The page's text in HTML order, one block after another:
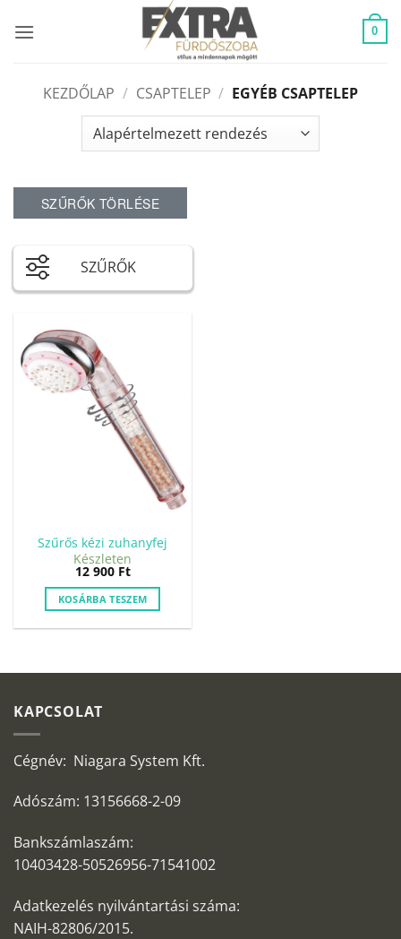
0
KEZDŐLAP / CSAPTELEP / EGYÉB CSAPTELEP
SZŰRŐK TÖRLÉSE
SZŰRŐK
Szűrős kézi zuhanyfej
Készleten
12 900 Ft
KOSÁRBA TESZEM
KAPCSOLAT
Cégnév: Niagara System Kft.
Adószám: 13156668-2-09
Bankszámlaszám:
10403428-50526956-71541002
Adatkezelés nyilvántartási száma:
NAIH-82806/2015.